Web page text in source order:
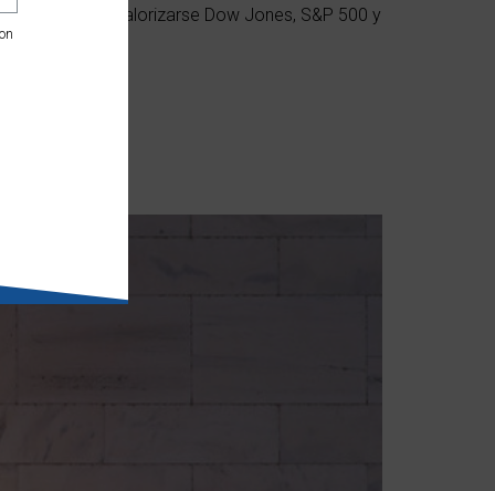
al revalorizarse Dow Jones, S&P 500 y